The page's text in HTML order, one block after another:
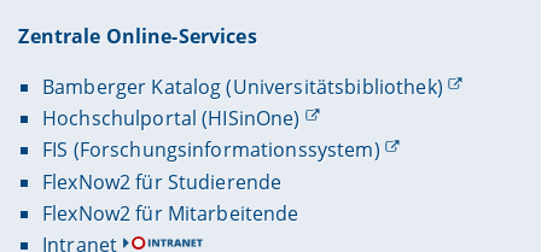
Zentrale Online-Services
Bamberger Katalog (Universitätsbibliothek)
Hochschulportal (HISinOne)
FIS (Forschungsinformationssystem)
FlexNow2 für Studierende
FlexNow2 für Mitarbeitende
Intranet